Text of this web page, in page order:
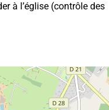
à l’église (contrôle des